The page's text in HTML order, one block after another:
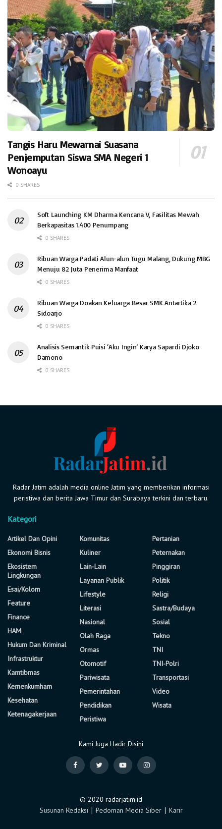
Tangis Haru Mewarnai Suasana
Penjemputan Siswa SMA Negeri 1
Wonoayu
0 SHARES
Soft Launching KM Dharma Kencana V, Fasilitas Mewah
Berkapasitas 1.400 Penumpang
0 SHARES
Ribuan Warga Padati Alun-alun Tugu Malang, Dukung MBG
Menuju 82 Juta Penerima Manfaat
0 SHARES
Ribuan Warga Doakan Keluarga Besar SMK Antartika 2
Sidoarjo
0 SHARES
Analisis Semantik Puisi ‘Aku Ingin’ Karya Sapardi Djoko
Damono
0 SHARES
Radar Jatim adalah media online Jatim yang memberikan informasi
peristiwa dan berita Jawa Timur dan Surabaya terkini dan terbaru.
Kategori
Artikel Dan Opini
Ekonomi Bisnis
Ekosistem
Lingkungan
Esai/Kolom
Feature
Finance
HAM
Hukum Dan Kriminal
Infrastruktur
Kamtibmas
Kemenkumham
Kesehatan
Ketenagakerjaan
Komunitas
Kuliner
Lain-Lain
Layanan Publik
Lifestyle
Literasi
Nasional
Olah Raga
Ormas
Otomotif
Pariwisata
Pemerintahan
Pendidikan
Peristiwa
Pertanian
Peternakan
Pinggiran
Politik
Religi
Sastra/Budaya
Sosial
Tekno
TNI
TNI-Polri
Transportasi
Video
Wisata
Kami Juga Hadir Disini
© 2020 radarjatim.id
Susunan Redaksi ∣ Pedoman Media Siber∣ Karir